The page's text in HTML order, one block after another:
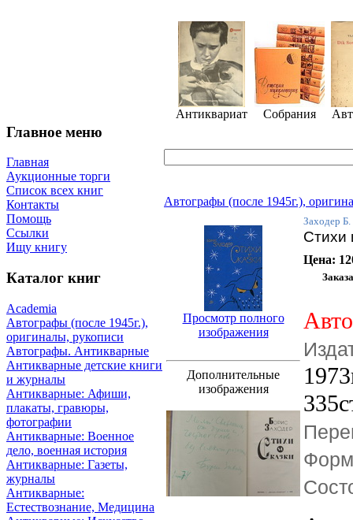
Главное меню
Главная
Аукционные торги
Список всех книг
Контакты
Помощь
Ссылки
Ищу книгу
Каталог книг
Academia
Автографы (после 1945г.),
оригиналы, рукописи
Автографы. Антикварные
Антикварные детские книги
и журналы
Антикварные: Афиши,
плакаты, гравюры,
фотографии
Антикварные: Военное
дело, военная история
Антикварные: Газеты,
журналы
Антикварные:
Естествознание, Медицина
Антиквариат Собрания
Автографы (после 1945г.),
Просмотр полного
изображения
Дополнительные
изображения
Заходер Б.
Стихи
Цена: